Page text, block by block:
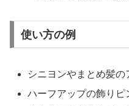
使い方の例
シニヨンやまとめ髪の
ハーフアップの飾りピ